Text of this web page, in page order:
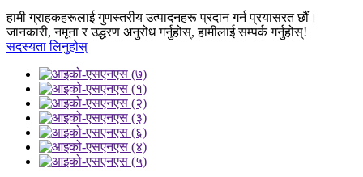
हामी ग्राहकहरूलाई गुणस्तरीय उत्पादनहरू प्रदान गर्न प्रयासरत छौं।
जानकारी, नमूना र उद्धरण अनुरोध गर्नुहोस्, हामीलाई सम्पर्क गर्नुहोस्!
सदस्यता लिनुहोस्